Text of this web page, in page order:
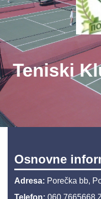
Teniski
Osnovne
Adresa: Porečka bb,
Telefon: 060 7665668